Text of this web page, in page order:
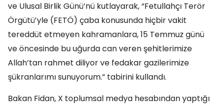
ve Ulusal Birlik Günü’nü kutlayarak, “Fetullahçı Terör
Örgütü’yle (FETÖ) çaba konusunda hiçbir vakit
tereddüt etmeyen kahramanlara, 15 Temmuz günü
ve öncesinde bu uğurda can veren şehitlerimize
Allah’tan rahmet diliyor ve fedakar gazilerimize
şükranlarımı sunuyorum.” tabirini kullandı.
Bakan Fidan, X toplumsal medya hesabından yaptığı